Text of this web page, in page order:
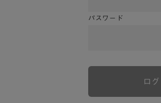
パスワード
ロ